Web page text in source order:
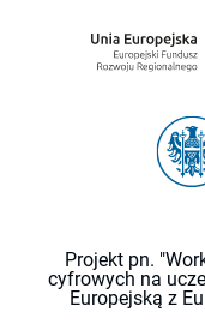
Projekt pn.
cyfrowych na
Europejską z